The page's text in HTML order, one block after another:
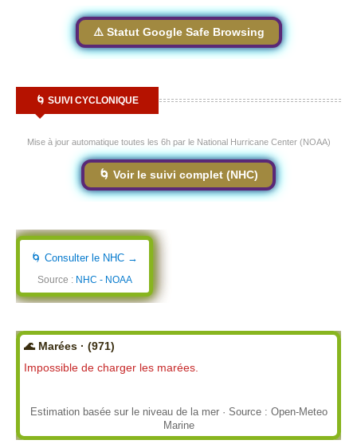
⚠️ Statut Google Safe Browsing
🌀 SUIVI CYCLONIQUE
Mise à jour automatique toutes les 6h par le National Hurricane Center (NOAA)
🌀 Voir le suivi complet (NHC)
🌀 Consulter le NHC →
Source : NHC - NOAA
🌊 Marées · (971)
Impossible de charger les marées.
Estimation basée sur le niveau de la mer · Source : Open-Meteo
Marine